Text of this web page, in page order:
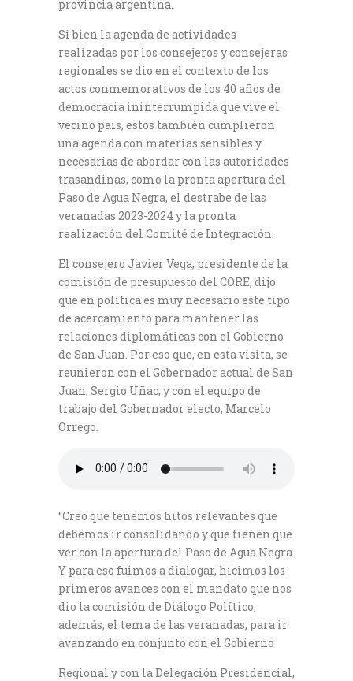
provincia argentina.
Si bien la agenda de actividades
realizadas por los consejeros y consejeras
regionales se dio en el contexto de los
actos conmemorativos de los 40 años de
democracia ininterrumpida que vive el
vecino país, estos también cumplieron
una agenda con materias sensibles y
necesarias de abordar con las autoridades
trasandinas, como la pronta apertura del
Paso de Agua Negra, el destrabe de las
veranadas 2023-2024 y la pronta
realización del Comité de Integración.
El consejero Javier Vega, presidente de la
comisión de presupuesto del CORE, dijo
que en política es muy necesario este tipo
de acercamiento para mantener las
relaciones diplomáticas con el Gobierno
de San Juan. Por eso que, en esta visita, se
reunieron con el Gobernador actual de San
Juan, Sergio Uñac, y con el equipo de
trabajo del Gobernador electo, Marcelo
Orrego.
“Creo que tenemos hitos relevantes que
debemos ir consolidando y que tienen que
ver con la apertura del Paso de Agua Negra.
Y para eso fuimos a dialogar, hicimos los
primeros avances con el mandato que nos
dio la comisión de Diálogo Político;
además, el tema de las veranadas, para ir
avanzando en conjunto con el Gobierno
Regional y con la Delegación Presidencial,